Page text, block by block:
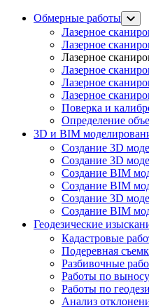
Обмерные работы
Лазерное
Лазерное
Лазерное
Лазерное
Лазерное
Лазерное
Поверка и
Определение
3D и BIM
Создание 3D
Создание 3D
Создание BIM
Создание BIM
Создание 3D
Создание BIM
Геодезические
Кадастровые
Подеревная
Разбивочные
Работы по
Работы по
Анализ